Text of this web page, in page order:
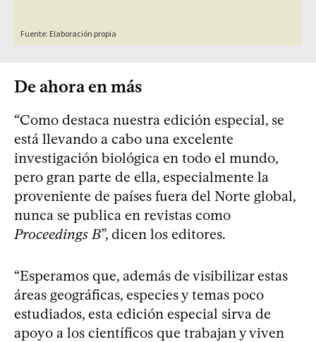
De ahora en más
“Como destaca nuestra edición especial, se
está llevando a cabo una excelente
investigación biológica en todo el mundo,
pero gran parte de ella, especialmente la
proveniente de países fuera del Norte global,
nunca se publica en revistas como
Proceedings B”, dicen los editores.
“Esperamos que, además de visibilizar estas
áreas geográficas, especies y temas poco
estudiados, esta edición especial sirva de
apoyo a los científicos que trabajan y viven